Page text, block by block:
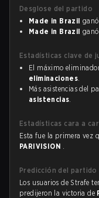
Desglose del partido
Made in Brazil
Made in Brazil
Estadísticas clave de
El máximo
eliminaciones.
Más asistencias del
asistencias.
Estadísticas cara a
Esta fue la primera vez
PARIVISION .
Predicción del partido
Los usuarios de Strafe
predijeron la victoria de